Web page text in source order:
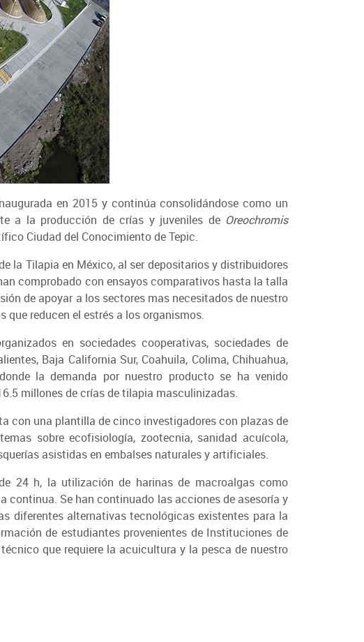
en 2015 y continúa consolidándose como un
a la producción de crías y juveniles de Oreochromis
Ciudad del Conocimiento de Tepic.
la Tilapia en México, al ser depositarios y distribuidores
comprobado con ensayos comparativos hasta la talla
de apoyar a los sectores mas necesitados de nuestro
que reducen el estrés a los organismos.
en sociedades cooperativas, sociedades de
Baja California Sur, Coahuila, Colima, Chihuahua,
la demanda por nuestro producto se ha venido
millones de crías de tilapia masculinizadas.
con una plantilla de cinco investigadores con plazas de
sobre ecofisiología, zootecnia, sanidad acuícola,
asistidas en embalses naturales y artificiales.
24 h, la utilización de harinas de macroalgas como
continua. Se han continuado las acciones de asesoría y
diferentes alternativas tecnológicas existentes para la
de estudiantes provenientes de Instituciones de
que requiere la acuicultura y la pesca de nuestro